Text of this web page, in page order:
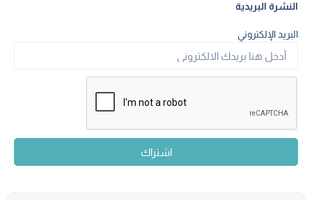
النشرة البريدية
البريد الإلكتروني
اشتراك